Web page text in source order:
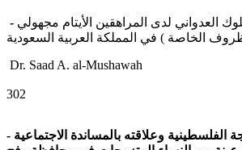
- العدواني لدى المراهقين الأيتام مجهولي
Dr. Saad A. al-Mushawah
302
- الفلسطينية وعلاقته بالمساندة الاجتماعية